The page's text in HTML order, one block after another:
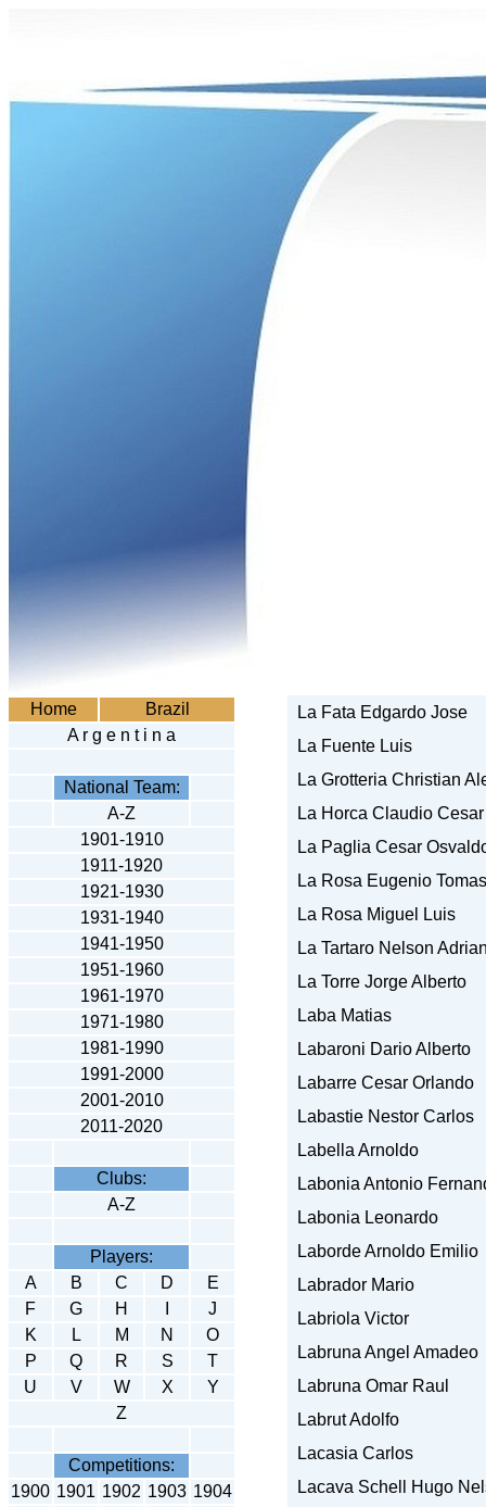
La Fata Edgardo Jose
La Fuente Luis
La Grotteria Christian
La Horca Claudio Cesar
La Paglia Cesar
La Rosa Eugenio Tomas
La Rosa Miguel Luis
La Tartaro Nelson
La Torre Jorge Alberto
Laba Matias
Labaroni Dario Alberto
Labarre Cesar Orlando
Labastie Nestor Carlos
Labella Arnoldo
Labonia Antonio
Labonia Leonardo
Laborde Arnoldo Emilio
Labrador Mario
Labriola Victor
Labruna Angel Amadeo
Labruna Omar Raul
Labrut Adolfo
Lacasia Carlos
Lacava Schell Hugo
Home
Brazil
A r g e n t i n a
National Team:
A-Z
1901-1910
1911-1920
1921-1930
1931-1940
1941-1950
1951-1960
1961-1970
1971-1980
1981-1990
1991-2000
2001-2010
2011-2020
Clubs:
A-Z
Players:
A
B C D
E
F
G H
J
K
L M N
O
P
Q R S
T
U
V W X
Y
Z
Competitions:
1900 1901 1902 1903 1904